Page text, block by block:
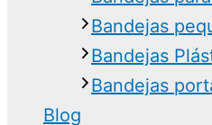
Bandejas
Bandejas
Bandejas
Blog